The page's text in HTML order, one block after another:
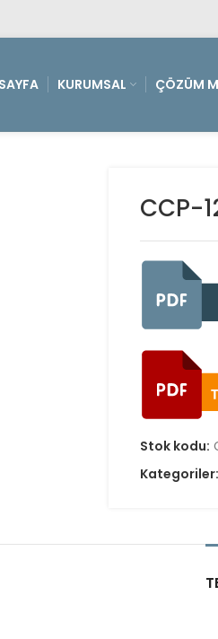
KURUMSAL ÇÖZÜM
CCP-
Stok kodu:
Kategoriler: